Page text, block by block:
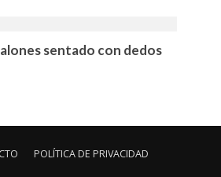
sentado con dedos
POLÍTICA DE PRIVACIDAD